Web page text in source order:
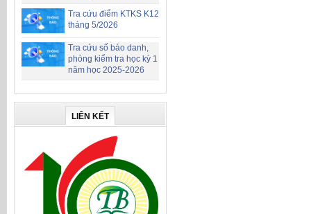
Tra cứu điểm KTKS K12
tháng 5/2026
Tra cứu số báo danh,
phòng kiểm tra học kỳ 1
năm học 2025-2026
LIÊN KẾT